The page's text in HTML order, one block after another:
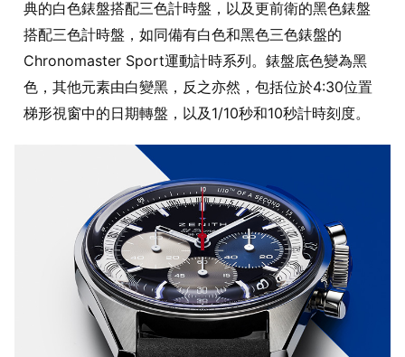
典的白色錶盤搭配三色計時盤，以及更前衛的黑色錶盤
搭配三色計時盤，如同備有白色和黑色三色錶盤的
Chronomaster Sport運動計時系列。錶盤底色變為黑
色，其他元素由白變黑，反之亦然，包括位於4:30位置
梯形視窗中的日期轉盤，以及1/10秒和10秒計時刻度。